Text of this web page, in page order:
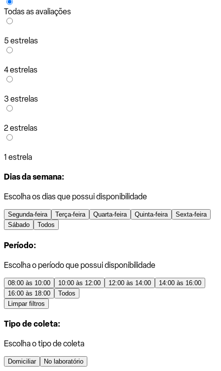
Todas as avaliações
5 estrelas
4 estrelas
3 estrelas
2 estrelas
1 estrela
Dias da semana:
Escolha os dias que possui disponibilidade
Segunda-feira Terça-feira Quarta-feira Quinta-feira
Sexta-feira
Sábado
Todos
Período:
Escolha o período que possui disponibilidade
08:00 às 10:00 10:00 às 12:00 12:00 às 14:00
14:00 às 16:00
16:00 às 18:00
Todos
Limpar filtros
Tipo de coleta:
Escolha o tipo de coleta
Domiciliar No laboratório